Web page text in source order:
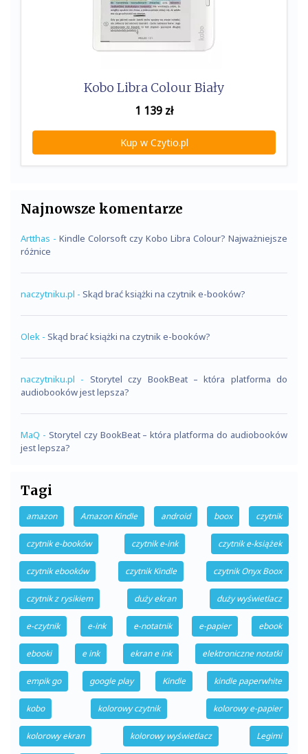
Kobo Libra Colour Biały
1 139 zł
Kup w Czytio.pl
Najnowsze komentarze
Artthas - Kindle Colorsoft czy Kobo Libra Colour? Najważniejsze
różnice
naczytniku.pl - Skąd brać książki na czytnik e-booków?
Olek - Skąd brać książki na czytnik e-booków?
naczytniku.pl - Storytel czy BookBeat – która platforma do
audiobooków jest lepsza?
MaQ - Storytel czy BookBeat – która platforma do audiobooków
jest lepsza?
Tagi
amazon Amazon Kindle android boox czytnik
czytnik e-booków czytnik e-ink czytnik e-książek
czytnik ebooków czytnik Kindle czytnik Onyx Boox
czytnik z rysikiem duży ekran duży wyświetlacz
e-czytnik e-ink e-notatnik e-papier ebook
ebooki e ink ekran e ink elektroniczne notatki
empik go google play Kindle kindle paperwhite
kobo kolorowy czytnik kolorowy e-papier
kolorowy ekran kolorowy wyświetlacz Legimi